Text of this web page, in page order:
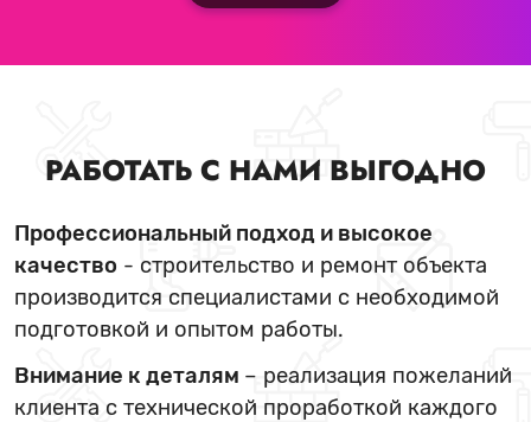
РАБОТАТЬ С НАМИ ВЫГОДНО
Профессиональный подход и высокое
качество - строительство и ремонт объекта
производится специалистами с необходимой
подготовкой и опытом работы.
Внимание к деталям – реализация пожеланий
клиента с технической проработкой каждого